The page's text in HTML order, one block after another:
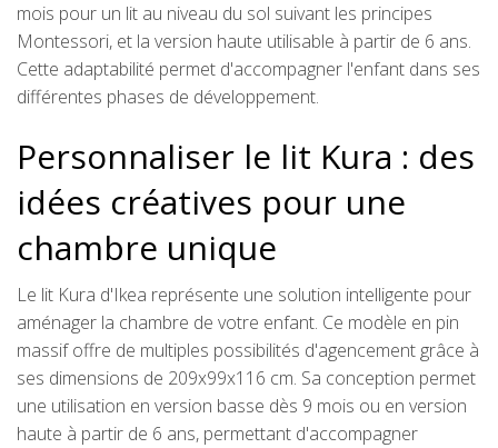
mois pour un lit au niveau du sol suivant les principes
Montessori, et la version haute utilisable à partir de 6 ans.
Cette adaptabilité permet d'accompagner l'enfant dans ses
différentes phases de développement.
Personnaliser le lit Kura : des
idées créatives pour une
chambre unique
Le lit Kura d'Ikea représente une solution intelligente pour
aménager la chambre de votre enfant. Ce modèle en pin
massif offre de multiples possibilités d'agencement grâce à
ses dimensions de 209x99x116 cm. Sa conception permet
une utilisation en version basse dès 9 mois ou en version
haute à partir de 6 ans, permettant d'accompagner